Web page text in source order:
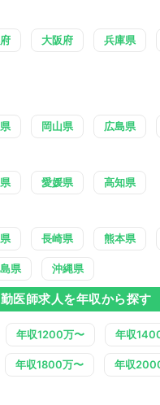
大阪府 兵庫県
岡山県 広島県
愛媛県 高知県
長崎県 熊本県
県 沖縄県
医師求人を年収から探す
年収1200万〜 年収
年収1800万〜 年収